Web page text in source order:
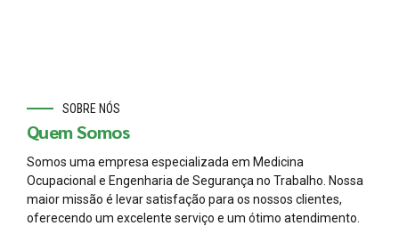
SOBRE NÓS
Quem Somos
Somos uma empresa especializada em Medicina
Ocupacional e Engenharia de Segurança no Trabalho. Nossa
maior missão é levar satisfação para os nossos clientes,
oferecendo um excelente serviço e um ótimo atendimento.